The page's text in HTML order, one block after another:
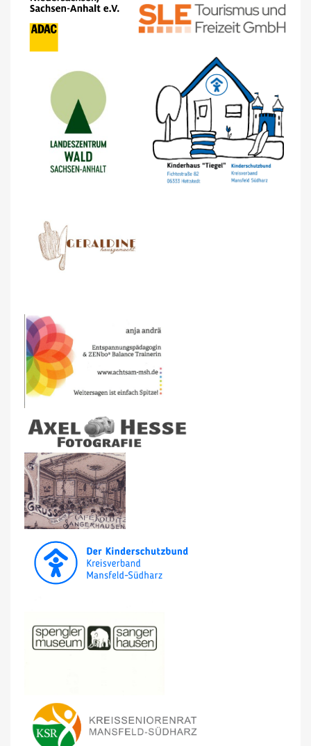
Anmelden ×
Sie müssen eingeloggt sein, um Kurse in Ihrer
Wunschliste zu speichern.
Abbrechen Anmelden